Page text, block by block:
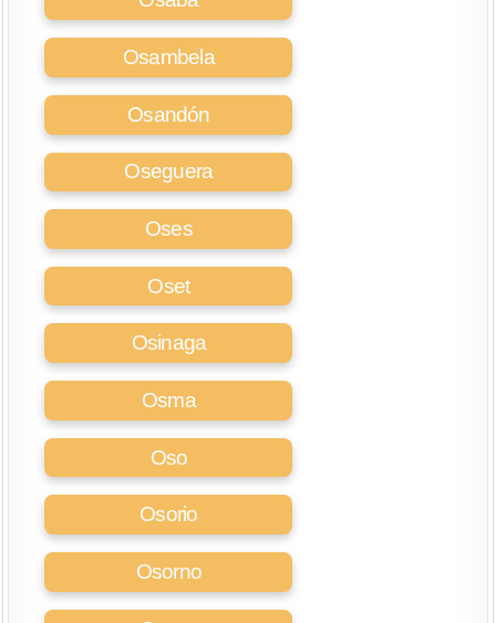
Osambela
Osandón
Oseguera
Oses
Oset
Osinaga
Osma
Oso
Osorio
Osorno